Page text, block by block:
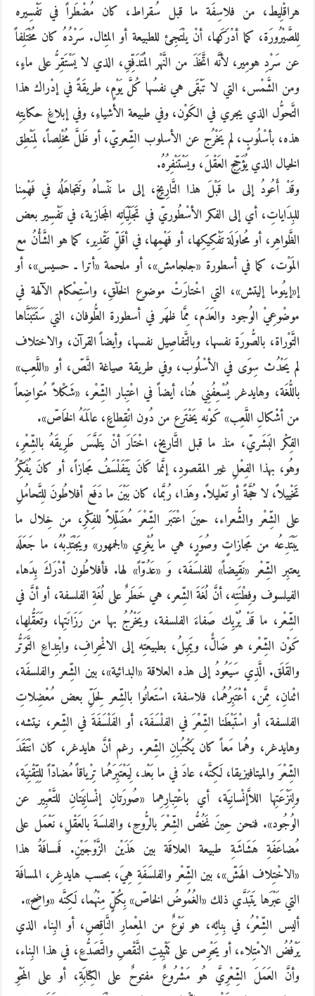
هراقْلِيط، من فلاسِفَة ما قبل سُقراط، كان مُضْطَراً في تَفْسِيره
لِلصَّيْرُورَة، كما أدْرَكَها، أنْ يلْتَجِئ للطبيعة أو المِثال. سَرْدُهُ كان مُخْتَلِفاً
عن سَرْدِ هومِير، لأنَّه اتَّخَذَ من النَّهْر المُتَدَفِّقِ، الذي لا يَسْتَقِرُّ على ماءٍ،
ومن الشَّمْس، التي لا تَبْقَى هي نفسُها كُلَّ يَوْمٍ، طريقَةً في إدْراك هذا
التَّحوُّل الذي يجري في الكَوْن، وفي طبيعة الأشياءِ، وفي إبلاغِ حكايتِه
هذه، بأسْلُوبٍ، لم يَخْرُج عن الأسلوب الشِّعريّ، أو ظَلَّ مُخْلِصاً، لِمَنْطِق
الخيال الذي يُؤَجِّج العَقْلَ، ويَسْتَنْفِرُهُ.
وقَدْ أَعُودُ إلى ما قَبْلَ هذا التَّارِيخِ، إلى ما نَنْساهُ ونَتجاهَلُه في فَهْمِنا
للبِدَاياتِ، أي إلى الفكر الأسْطُوريّ في تَجَلِّيَاتِه المَجازية، في تَفْسِير بعض
الظَّواهِر، أو مُحاوَلَة تَفْكِيكِها، أو فَهْمِها، في أقَلِّ تَقْدِير، كما هو الشَّأْنُ مع
المَوْت، كما في أسطورة «جلجامش»، أو ملحمة «أترا ـ حسيس»، أو
إ«إينُوما إليتش»، التي اخْتارَتْ موضوع الخَلْقِ، واسْتِحْكام الآلهة في
موضْوعِيْ الوُجود والعَدَم، مِمَّا ظهَر في أسطورة الطُّوفان، التي سَتَتَبَنَّاها
التَّوْراة، بالصُّورَة نفسها، وبالتَّفاصِيل نفسها، وأيضاً القرآن، والاختلاف
لم يَحْدُث سِوَى في الأسْلُوب، وفي طريقة صياغة النَّصّ، أو «اللَّعِب»
باللُّغَة، وهايدغر يُسْعِفُنِي هُنا، أيضاً في اعْتِبار الشِّعْر، «شَكْلاً مُتواضِعاً
من أشْكالِ اللَّعِب» كَوْنه يَخْتَرِع من دُون انْقِطاعٍ، عالَمَهُ الخَاصّ».
الفِكْر البَشَريّ، منذ ما قبل التَّاريخ، اخْتَارَ أنْ يتَلمَّسَ طَرِيقَهُ بالشِّعْرِ،
وهُو، بهذا الفِعْلِ غير المقصودِ، إنَّما كَانَ يَتَفَلْسَفُ مَجازاً، أو كانَ يُفَكِّرُ
تَخْييلاً، لا حُجَّةً أو تَعْليلاً. وهَذا، رُبَّما، كان بَيْنَ ما دَفَع أفلاطُونَ للِتَّحامُلِ
على الشِّعْر والشُّعراء، حينَ اعْتَبَر الشِّعْرَ مُضَلِّلاً للفِكْرِ، من خِلال ما
يَبْتَدِعُه من مَجازاتٍ وصُوَرٍ، هي ما يُغْرِي «الجمهور» ويَجْتَدِبُهُ، ما جَعَلَه
يعتبِر الشِّعْر «نَقِيضاً» للفلسَفَة، وَ «عَدُوّاً» لها. فأفلاطُون أدْرَكَ بِدَهاء
الفيلسوف وفِطْنَتِه، أنَّ لُغَةَ الشِّعر، هي خَطَرٌ على لُغَةِ الفلسفة، أو أنَّ في
الشِّعْر، ما قَدْ يُرْبِك صَفاءَ الفلسفة، ويَخْرُجُ بها من رَزَانَتِها، وتَعَقُّلِها،
كَوْن الشِّعْر، هو ضَالٌّ، ويَمِيلُ، بطبيعَتِه إلى الانْحِرافِ، وابْتِداعِ التَّوَتُّر
والقَلَق. الَّذِي سَيَعُودُ إلى هذه العلاقة «البدائية»، بين الشِّعر والفلسفَة،
اثْنانِ، مِمَّن، أعْتَبِرُهُما، فلاسفة، اسْتَعانُوا بالشِّعر لِحَلِّ بعض مُعْضِلاتِ
الفلسفة، أو اسْتَبْطَنا الشِّعْرَ في الفلْسَفَة، أو الفَلْسَفَةَ في الشِّعر، نيتشه،
وهايدغر، وهُما مَعاً كان يَكْتُباِنِ الشِّعر. رغم أنَّ هايدغر، كان انْتَقَدَ
الشِّعْرَ والميتافيزيقا، لَكِنَّه، عادَ في ما بَعْد، لِيَعْتَبِرَهُما تِرْياقاً مُضادّاً للِتِّقْنِيَة،
ولِنَزْعَتِها اللاَّإنْسانِيَة، أي باعْتِبارِهِما «صُورَتانِ إنْسانِيَتانِ للتَّعْبِير عن
الوُجُود». فنحن حِينَ نَخُصُّ الشِّعْرَ بالرُّوحِ، والفلسَةَ بالعَقْلِ، نَعْمَل على
مُضاعَفَةِ هَشَاشَةِ طبيعة العلاقَة بين هَذَيْن الزَّوْجَيْنِ. فَمسافَةُ هذا
«الاخْتِلاف الهَشّ»، بين الشِّعْر والفلسَفَةِ هِيَ، بحسب هايدغِر، المسافَة
التي عَبْرَها يَتبَدَّي ذلك «الغُمُوضُ الخاصّ» بِكُلٍّ مِنْهُما، لَكِنَّه «واضِح».
أليس الشِّعْرُ، في بِنائِه، هو نَوْعٌ من المِعْمارِ النَّاقِصِ، أو البِناء الذي
يَرْفُضُ الامْتِلاء، أو يَحْرِص على تَثْبِيتِ النَّقْصِ والتَّصَدُّعِ، في هذا البِناء،
وأنَّ العَمَلَ الشِّعْرِيَّ هُو مَشْرُوعٌ مفتوحٌ على الكِتابَةِ، أو على المَحْوِ